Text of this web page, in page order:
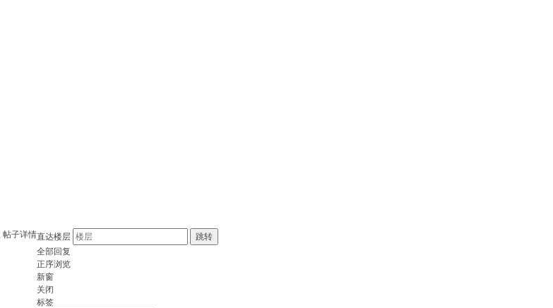
帖子详情直达楼层
跳转
全部回复
正序浏览
新窗
关闭
标签